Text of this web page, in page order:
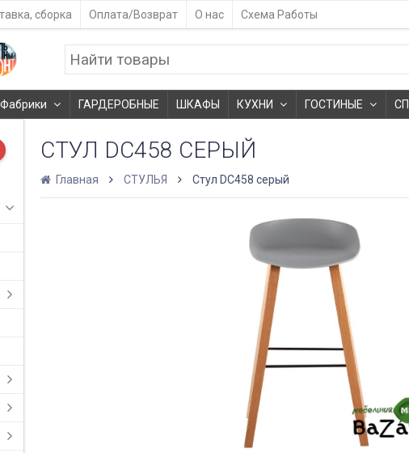
сборка Оплата/Возврат О нас Схема Работы
Фабрики ГАРДЕРОБНЫЕ ШКАФЫ КУХНИ ГОСТИНЫЕ
СТУЛ DC458 СЕРЫЙ
Главная СТУЛЬЯ Стул DC458 серый